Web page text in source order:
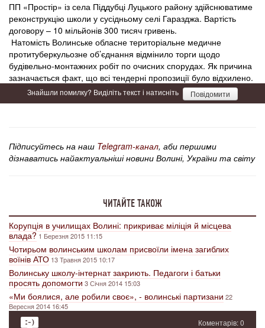
ПП «Простір» із села Піддубці Луцького району здійснюватиме
реконструкцію школи у сусідньому селі Гаразджа. Вартість
договору – 10 мільйонів 300 тисяч гривень.
Натомість Волинське обласне територіальне медичне
протитуберкульозне об’єднання відмінило торги щодо
будівельно-монтажних робіт по очисних спорудах. Як причина
зазначається факт, що всі тендерні пропозиції було відхилено.
Знайшли помилку? Виділіть текст і натисніть Повідомити
Підписуйтесь на наш Telegram-канал, аби першими
дізнаватись найактуальніші новини Волині, України та світу
ЧИТАЙТЕ ТАКОЖ
Корупція в училищах Волині: прикриває міліція й місцева
влада? 1 Березня 2015 11:15
Чотирьом волинським школам присвоїли імена загиблих
воїнів АТО 13 Травня 2015 10:17
Волинську школу-інтернат закриють. Педагоги і батьки
просять допомогти3 Січня 2014 15:03
«Ми боялися, але робили своє», - волинські партизани 22
Вересня 2014 16:45
Коментарів: 0